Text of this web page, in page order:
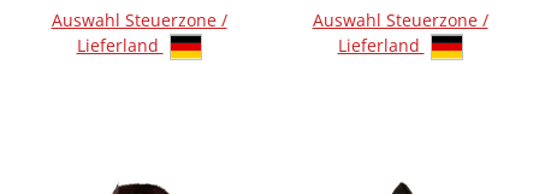
Auswahl Steuerzone /
Lieferland
Auswahl Steuerzone /
Lieferland